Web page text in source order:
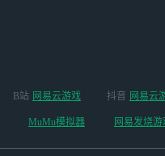
绝区零-周年庆（手
游排队可先前往端
游游玩）
B站 网易云游戏 抖音 网易云
MuMu模拟器 网易发烧游